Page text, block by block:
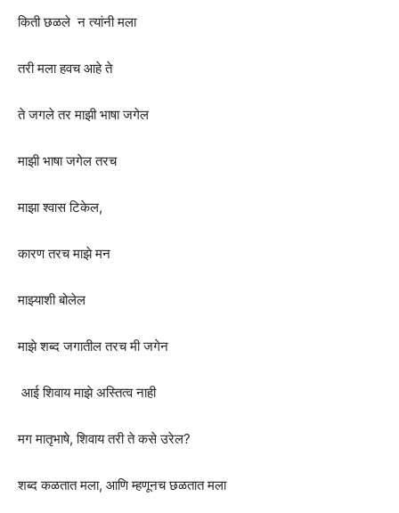
किती छळले न त्यांनी मला
तरी मला हवच आहे ते
ते जगले तर माझी भाषा जगेल
माझी भाषा जगेल तरच
माझा श्वास टिकेल,
कारण तरच माझे मन
माझ्याशी बोलेल
माझे शब्द जगातील तरच मी जगेन
आई शिवाय माझे अस्तित्व नाही
मग मातृभाषे, शिवाय तरी ते कसे उरेल?
शब्द कळतात मला, आणि म्हणूनच छळतात मला